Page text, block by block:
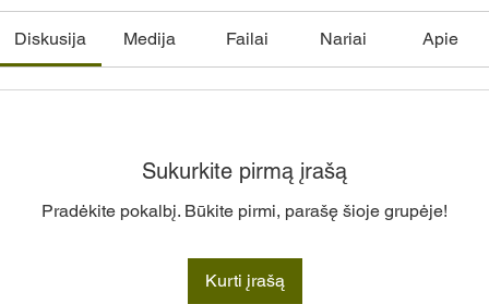
Diskusija Medija Failai Nariai Apie
Sukurkite pirmą įrašą
Pradėkite pokalbį. Būkite pirmi, parašę šioje grupėje!
Kurti įrašą